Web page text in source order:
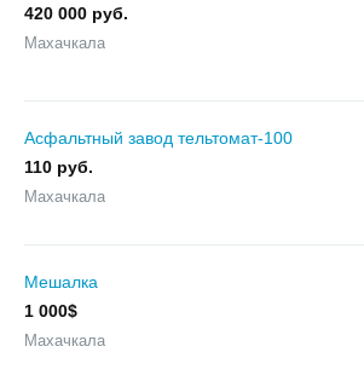
420 000 руб.
Махачкала
Асфальтный завод тельтомат-100
110 руб.
Махачкала
Мешалка
1 000$
Махачкала